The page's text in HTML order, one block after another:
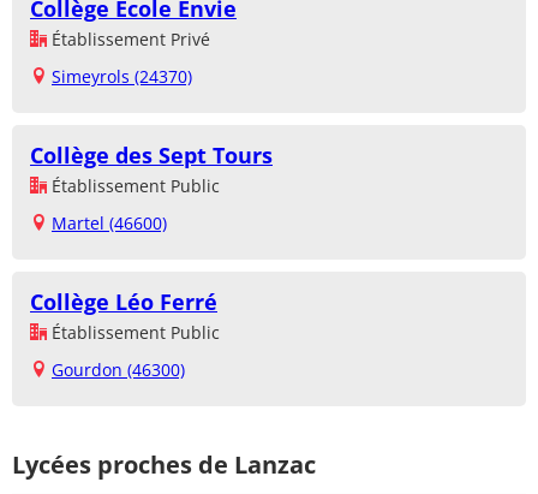
Collège Ecole Envie
Établissement Privé
Simeyrols (24370)
Collège des Sept Tours
Établissement Public
Martel (46600)
Collège Léo Ferré
Établissement Public
Gourdon (46300)
Lycées proches de Lanzac